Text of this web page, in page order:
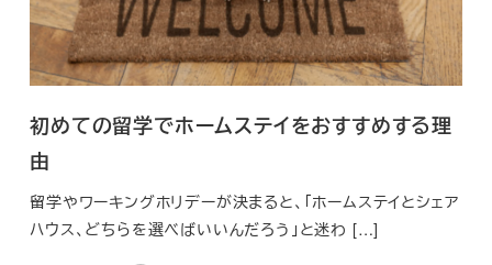
初めての留学でホームステイをおすすめする理
由
留学やワーキングホリデーが決まると、「ホームステイとシェア
ハウス、どちらを選べばいいんだろう」と迷わ […]